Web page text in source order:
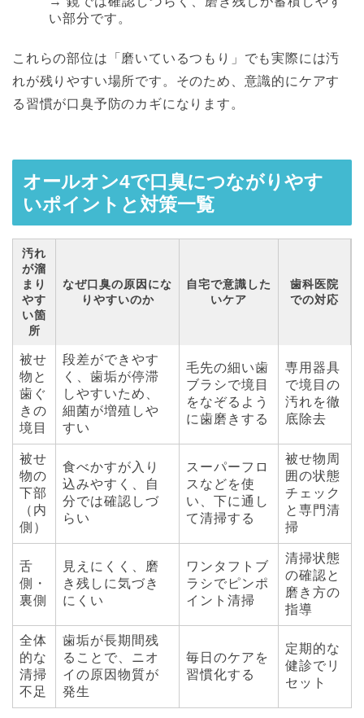
い部分です。
これらの部位は「磨いているつもり」でも実際には汚
れが残りやすい場所です。そのため、意識的にケアす
る習慣が口臭予防のカギになります。
オールオン4で口臭につながりやす
いポイントと対策一覧
汚れ
が溜
まり
やす
い箇
所
なぜ口臭の原因にな
りやすいのか
自宅で意識した
いケア
歯科医院
での対応
被せ
物と
歯ぐ
きの
境目
段差ができやす
く、歯垢が停滞
しやすいため、
細菌が増殖しや
すい
毛先の細い歯
ブラシで境目
をなぞるよう
に歯磨きする
専用器具
で境目の
汚れを徹
底除去
被せ
物の
下部
（内
側）
食べかすが入り
込みやすく、自
分では確認しづ
らい
スーパーフロ
スなどを使
い、下に通し
て清掃する
被せ物周
囲の状態
チェック
と専門清
掃
舌
側・
裏側
見えにくく、磨
き残しに気づき
にくい
ワンタフトブ
ラシでピンポ
イント清掃
清掃状態
の確認と
磨き方の
指導
全体
的な
清掃
不足
歯垢が長期間残
ることで、ニオ
イの原因物質が
発生
毎日のケアを
習慣化する
定期的な
健診でリ
セット